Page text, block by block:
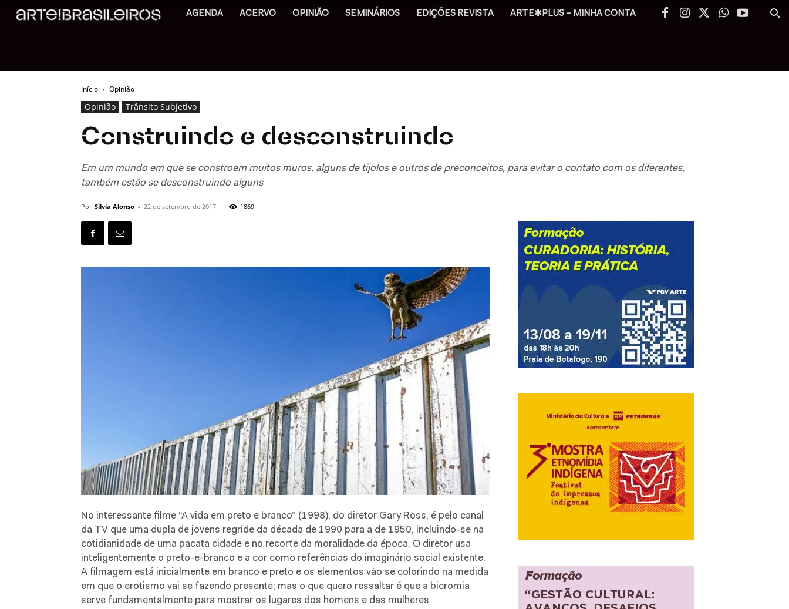
AGENDA ACERVO OPINIÃO SEMINÁRIOS EDIÇÕES REVISTA ARTE✱PLUS – MINHA CONTA
Início Opinião
Opinião Trânsito Subjetivo
Construindo e desconstruindo
Em um mundo em que se constroem muitos muros, alguns de tijolos e outros de preconceitos, para evitar o contato com os diferentes,
também estão se desconstruindo alguns
Por Silvia Alonso - 22 de setembro de 2017 1869
No interessante filme “A vida em preto e branco” (1998), do diretor Gary Ross, é pelo canal
da TV que uma dupla de jovens regride da década de 1990 para a de 1950, incluindo-se na
cotidianidade de uma pacata cidade e no recorte da moralidade da época. O diretor usa
inteligentemente o preto-e-branco e a cor como referências do imaginário social existente.
A filmagem está inicialmente em branco e preto e os elementos vão se colorindo na medida
em que o erotismo vai se fazendo presente; mas o que quero ressaltar é que a bicromia
serve fundamentalmente para mostrar os lugares dos homens e das mulheres